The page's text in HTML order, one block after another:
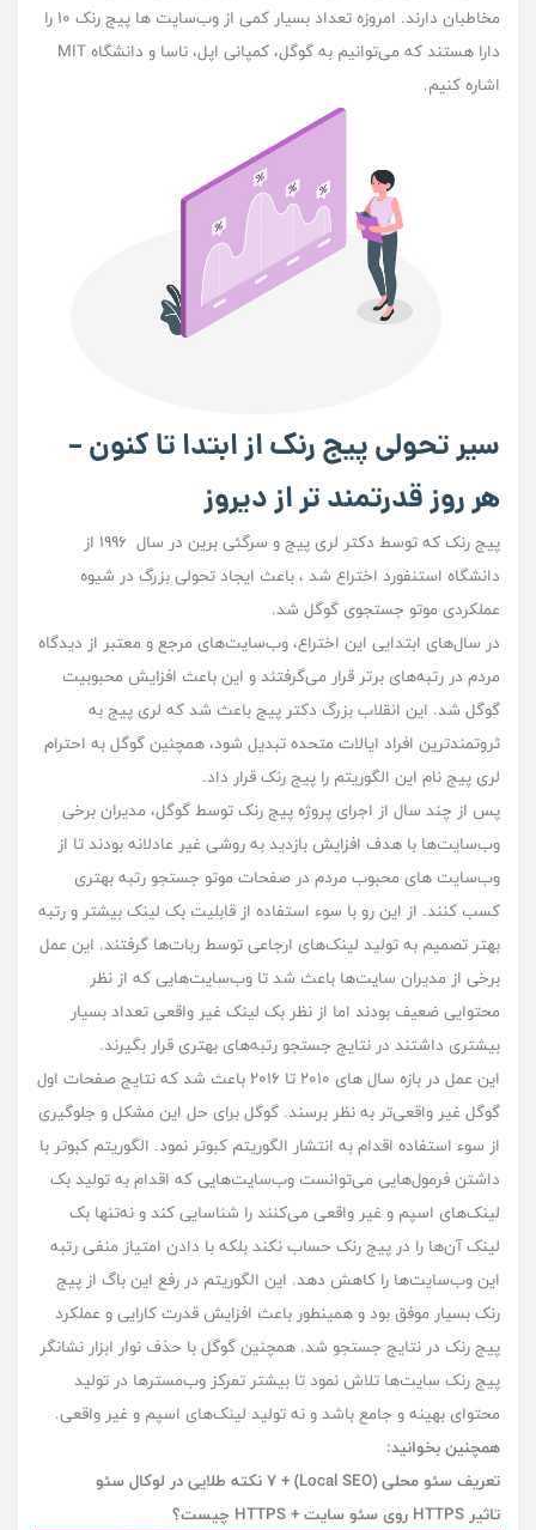
مخاطبان دارند. امروزه تعداد بسیار کمی از وب‌سایت ها پیج رنک ۱۰ را
دارا هستند که می‌‌توانیم به گوگل، کمپانی اپل، ناسا و دانشگاه‌ MIT
اشاره کنیم.
سیر تحولی پیج رنک از ابتدا تا کنون –
هر روز قدرتمند تر از دیروز
پیج رنک که توسط دکتر لری پیج و سرگئی برین در سال ۱۹۹۶ از
دانشگاه استنفورد اختراع شد ، باعث ایجاد تحولی بزرگ در شیوه
عملکردی موتو‌ جستجوی گوگل شد.
در سال‌های ابتدایی این اختراع، وب‌سایت‌های مرجع و معتبر از دیدگاه
مردم در رتبه‌های برتر قرار می‌گرفتند و این باعث افزایش محبوبیت
گوگل شد. این انقلاب بزرگ دکتر پیج باعث شد که لری پیج به
ثروتمند‌ترین افراد ایالات متحده تبدیل شود، همچنین گوگل به احترام
لری پیج نام این الگوریتم را پیج رنک قرار داد.
پس از چند سال از اجرای پروژه پیج رنک توسط گوگل، مدیران برخی
وب‌سایت‌ها با هدف افزایش بازدید به روشی غیر عادلانه بودند تا از
وب‌سایت های محبوب مردم در صفحات موتو جستجو رتبه بهتری
کسب کنند. از این رو با سوء استفاده از قابلیت بک لینک بیشتر و رتبه
بهتر تصمیم به تولید لینک‌های ارجاعی توسط ربات‌ها گرفتند. این عمل
برخی از مدیران سایت‌ها باعث شد تا وب‌سایت‌هایی که از نظر
محتوایی ضعیف بودند اما از نظر بک‌ لینک غیر واقعی تعداد بسیار
بیشتری داشتند در نتایج جستجو رتبه‌های بهتری قرار بگیرند.
این عمل در بازه سال های ۲۰۱۰ تا ۲۰۱۶ باعث شد که نتایج صفحات اول
گوگل غیر واقعی‌تر به نظر برسند. گوگل برای حل این مشکل و جلوگیری
از سوء استفاده اقدام به انتشار الگوریتم کبوتر نمود. الگوریتم کبوتر با
داشتن فرمول‌هایی می‌توانست وب‌سایت‌هایی که اقدام به تولید بک
لینک‌های اسپم و غیر واقعی می‌کنند را شناسایی کند و نه‌تنها بک
لینک آن‌ها را در پیج رنک حساب نکند بلکه با دادن امتیاز منفی رتبه
این وب‌سایت‌ها را کاهش دهد. این الگوریتم در رفع این باگ از پیج
رنک بسیار موفق بود و همینطور باعث افزایش قدرت کارایی و عملکرد
پیج رنک در نتایج جستجو شد. همچنین گوگل با حذف نوار ابزار نشانگر
پیج رنک سایت‌ها تلاش نمود تا بیشتر تمرکز وب‌مستر‌ها در تولید
محتوای بهینه و جامع باشد و نه تولید لینک‌های اسپم و غیر واقعی.
همچنین بخوانید:
تعریف سئو محلی (Local SEO) + 7 نکته طلایی در لوکال سئو
تاثیر HTTPS روی سئو سایت + HTTPS چیست؟